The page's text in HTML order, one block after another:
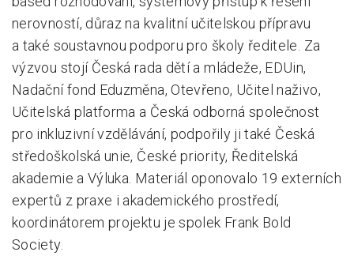
nerovností, důraz na kvalitní učitelskou přípravu
a také soustavnou podporu pro školy ředitele. Za
výzvou stojí Česká rada dětí a mládeže, EDUin,
Nadační fond Eduzměna, Otevřeno, Učitel naživo,
Učitelská platforma a Česká odborná společnost
pro inkluzivní vzdělávání, podpořily ji také Česká
středoškolská unie, České priority, Ředitelská
akademie a Výluka. Materiál oponovalo 19 externích
expertů z praxe i akademického prostředí,
koordinátorem projektu je spolek Frank Bold
Society.